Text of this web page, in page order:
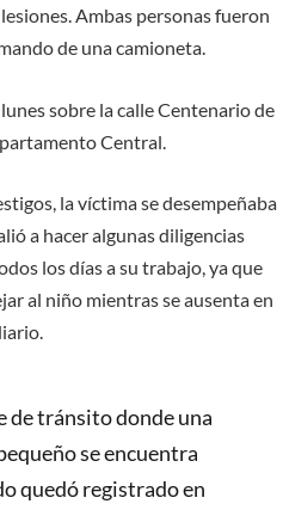
Ambas personas fueron
de una camioneta.
sobre la calle Centenario de
Central.
la víctima se desempeñaba
a hacer algunas diligencias
los días a su trabajo, ya que
al niño mientras se ausenta en
de tránsito donde una
se encuentra
quedó registrado en